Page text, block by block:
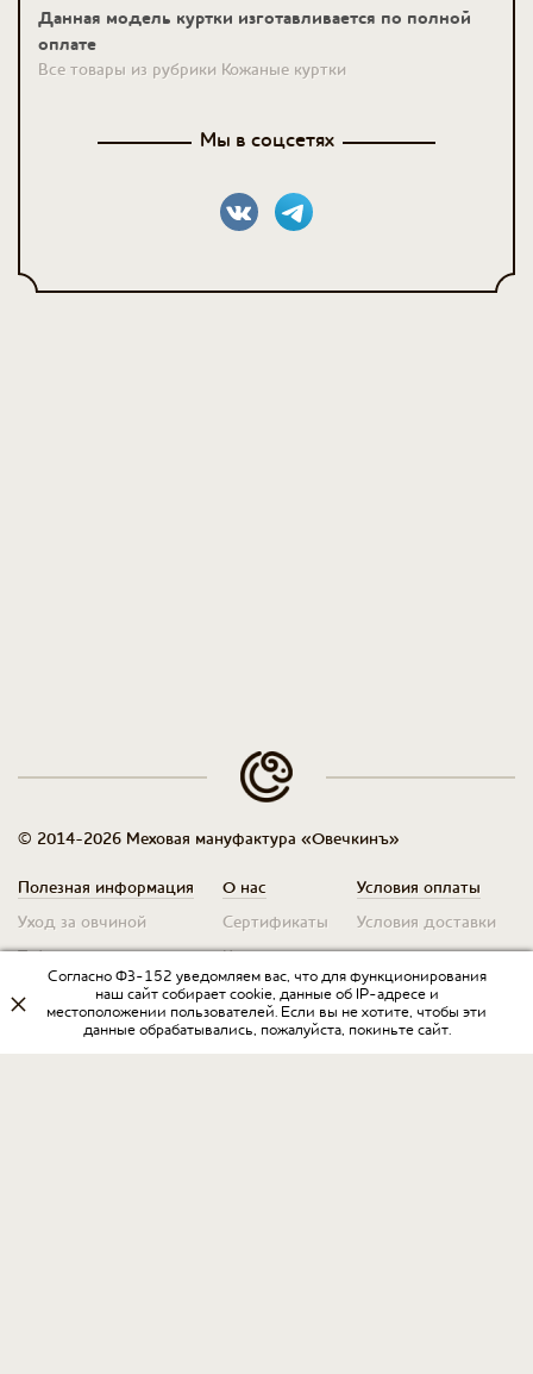
Данная модель куртки изготавливается по полной
оплате
Все товары из рубрики Кожаные куртки
Мы в соцсетях
© 2014-2026 Меховая мануфактура «Овечкинъ»
Полезная информация
Уход за овчиной
Таблица размеров
О нас
Сертификаты
Контакты
Условия оплаты
Условия доставки
Оплата для юр. лиц
Условия возврата
Оптовикам
Договор оферты
Согласно ФЗ-152 уведомляем вас, что для функционирования
наш сайт собирает cookie, данные об IP-адресе и
местоположении пользователей. Если вы не хотите, чтобы эти
данные обрабатывались, пожалуйста, покиньте сайт.